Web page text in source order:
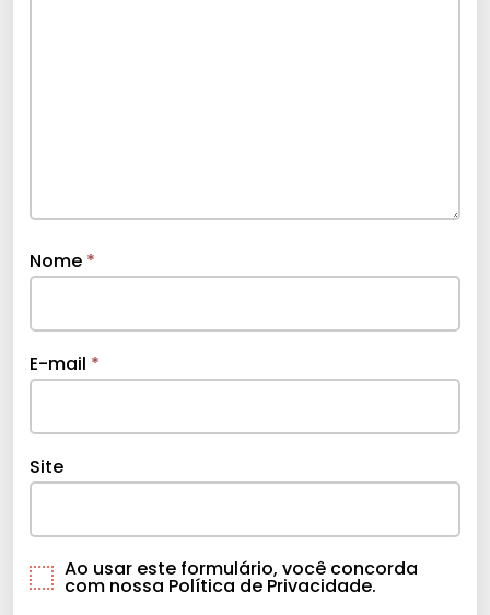
Nome *
E-mail *
Site
Ao usar este formulário, você concorda
com nossa Política de Privacidade.